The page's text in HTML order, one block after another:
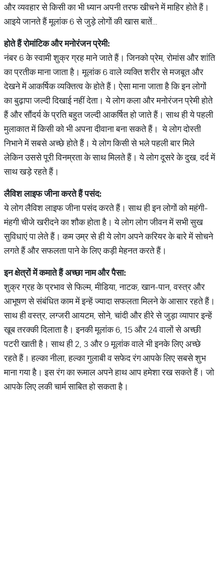
और व्यवहार से किसी का भी ध्यान अपनी तरफ खीचने में माहिर होते हैं।
आइये जानते हैं मूलांक 6 से जुड़े लोगों की खास बातें…
होतेहैंरोमांटिकऔरमनोरंजनप्रेमी:
नंबर 6 के स्वामी शुक्र ग्रह माने जाते हैं। जिनको प्रेम, रोमांस और शांति
का प्रतीक माना जाता है। मूलांक 6 वाले व्यक्ति शरीर से मजबूत और
देखने में आकर्षिक व्यक्तित्व के होते हैं। ऐसा माना जाता है कि इन लोगों
का बुढ़ापा जल्दी दिखाई नहीं देता। ये लोग कला और मनोरंजन प्रेमी होते
हैं और सौंदर्य के प्रति बहुत जल्दी आकर्षित हो जाते हैं। साथ ही ये पहली
मुलाकात में किसी को भी अपना दीवाना बना सकते हैं। ये लोग दोस्ती
निभाने में सबसे अच्छे होते हैं। ये लोग किसी से भले पहली बार मिले
लेकिन उससे पूरी विनम्रता के साथ मिलते हैं। ये लोग दूसरे के दुख, दर्द में
साथ खड़े रहते हैं।
लैविशलाइफजीनाकरतेहैंपसंद:
ये लोग लैविश लाइफ जीना पसंद करते हैं। साथ ही इन लोगों को महंगी-
मंहगी चीजे खरीदने का शौक होता है। ये लोग लोग जीवन में सभी सुख
सुविधाएं पा लेते हैं। कम उम्र से ही ये लोग अपने करियर के बारे में सोचने
लगते हैं और सफलता पाने के लिए कड़ी मेहनत करते हैं।
इनक्षेत्रोंमेंकमातेहैंअच्छानामऔरपैसा:
शुक्र ग्रह के प्रभाव से फिल्म, मीडिया, नाटक, खान-पान, वस्त्र और
आभूषण से संबंधित काम में इन्हें ज्यादा सफलता मिलने के आसार रहते हैं।
साथ ही वस्त्र, लग्जरी आयटम, सोने, चांदी और हीरे से जुड़ा व्यापार इन्हें
खूब तरक्की दिलाता है। इनकी मूलांक 6, 15 और 24 वालों से अच्छी
पटरी खाती है। साथ ही 2, 3 और 9 मूलांक वाले भी इनके लिए अच्छे
रहते हैं। हल्का नीला, हल्का गुलाबी व सफेद रंग आपके लिए सबसे शुभ
माना गया है। इस रंग का रूमाल अपने हाथ आप हमेशा रख सकते हैं। जो
आपके लिए लकी चार्म साबित हो सकता है।